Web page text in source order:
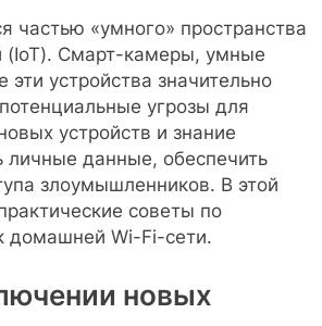
«умного» пространства
(IoT). Смарт-камеры, умные
устройства значительно
угрозы для
устройств и знание
данные, обеспечить
злоумышленников. В этой
советы по
домашней Wi-Fi-сети.
новых